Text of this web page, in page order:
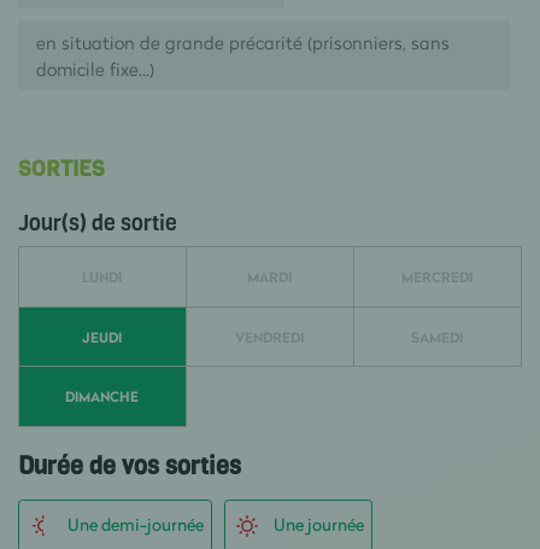
en situation de grande précarité (prisonniers, sans
domicile fixe...)
SORTIES
Jour(s) de sortie
LUNDI MARDI MERCREDI
JEUDI VENDREDI SAMEDI
DIMANCHE
Durée de vos sorties
Une demi-journée Une journée